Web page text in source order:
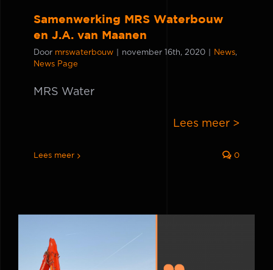
Samenwerking MRS Waterbouw
en J.A. van Maanen
Door mrswaterbouw november 16th, 2020 News,
News Page
MRS Water
Lees meer >
Lees meer 0